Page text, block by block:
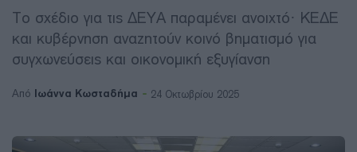
Το σχέδιο για τις ΔΕΥΑ παραμένει ανοιχτό· ΚΕΔΕ
και κυβέρνηση αναζητούν κοινό βηματισμό για
συγχωνεύσεις και οικονομική εξυγίανση
Από Ιωάννα Κωσταδήμα 24 Οκτωβρίου 2025